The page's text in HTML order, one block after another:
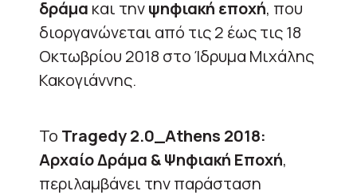
δράμα και τηνψηφιακή εποχή, που
διοργανώνεται από τις 2 έως τις 18
Οκτωβρίου 2018 στο Ίδρυμα Μιχάλης
Κακογιάννης.
Το Tragedy 2.0_Athens 2018:
Αρχαίο Δράμα & Ψηφιακή Εποχή,
περιλαμβάνει την παράσταση